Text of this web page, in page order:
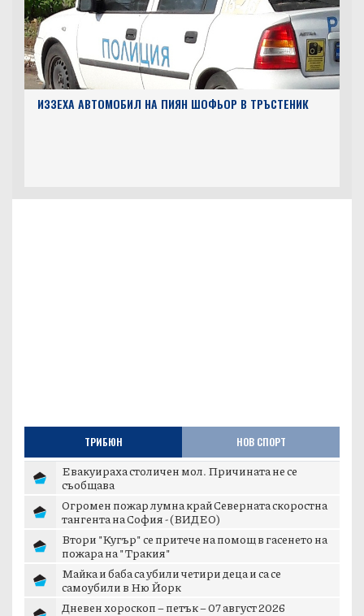
ИЗЗЕХА АВТОМОБИЛ НА ПИЯН ШОФЬОР В ТРЪСТЕНИК
ТРИБЮН НОВ СПОРТ
Евакуираха столичен мол. Причината не се
съобщава
Огромен пожар лумна край Северната скоростна
тангента на София - (ВИДЕО)
Втори "Кугър" се притече на помощ в гасенето на
пожара на "Тракия"
Майка и баба са убили четири деца и са се
самоубили в Ню Йорк
Дневен хороскоп – петък – 07 август 2026